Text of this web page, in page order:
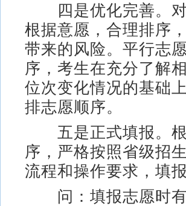
四是优化完善。对
根据意愿，合理排序
带来的风险。平行志
序，考生在充分了解
位次变化情况的基础
排志愿顺序。
五是正式填报。根
序，严格按照省级招
流程和操作要求，填
问：填报志愿时有